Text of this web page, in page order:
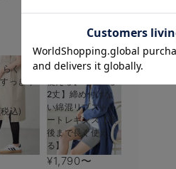
らくらく
っきり
込)
【オールシーズン
2丈】締め付けな
い綿混リブストレ
ートレギンス【産
後まで長く使え
る】
¥1,790〜
ポケット付きチ
ス マタニテ
産後も長く使
コットン100%フレア半
ピース マタニティ・
【出産後も長く使える】
¥5,490 (税込)
お気に入り